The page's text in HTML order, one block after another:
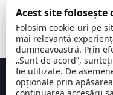
vineri
08:00 -
16:00
Concept realizat de
Acest site folosește
Folosim cookie-uri pe
mai relevantă
dumneavoastră. Prin
„Sunt de acord”,
fie utilizate. De
opționale prin